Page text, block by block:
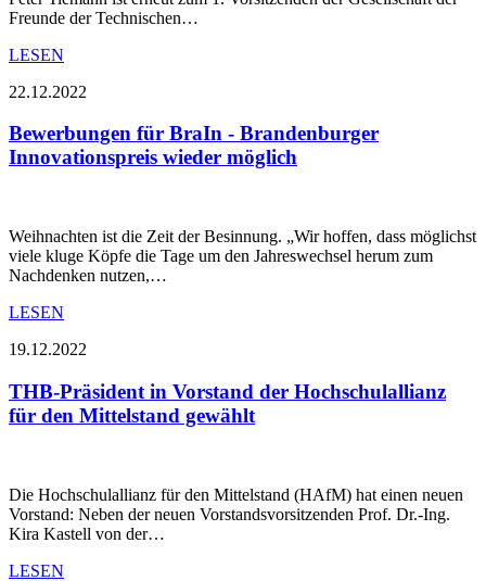
Freunde der Technischen…
LESEN
22.12.2022
Bewerbungen für BraIn - Brandenburger
Innovationspreis wieder möglich
Weihnachten ist die Zeit der Besinnung. „Wir hoffen, dass möglichst
viele kluge Köpfe die Tage um den Jahreswechsel herum zum
Nachdenken nutzen,…
LESEN
19.12.2022
THB-Präsident in Vorstand der Hochschulallianz
für den Mittelstand gewählt
Die Hochschulallianz für den Mittelstand (HAfM) hat einen neuen
Vorstand: Neben der neuen Vorstandsvorsitzenden Prof. Dr.-Ing.
Kira Kastell von der…
LESEN